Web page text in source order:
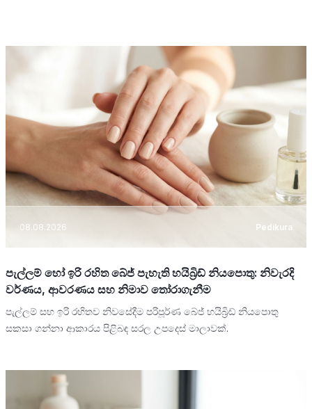
08.08.2026 Pedikura
පැල්ලම් හෝ ඉරි රහිත බේජ් පැහැති හයිබ්‍රිඩ් නියපොතු: නිවැරදි
වර්ණය, ආවරණය සහ නිමාව තෝරාගැනීම
පැල්ලම් සහ ඉරි රහිතව නිවසේදීම පරිපූර්ණ බේජ් හයිබ්‍රිඩ් නියපොතු
සකසා ගන්නා ආකාරය පිළිබඳ සරල උපදෙස් මාලාවක්.